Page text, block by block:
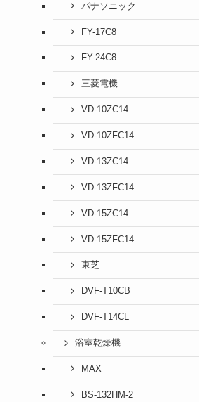
パナソニック
FY-17C8
FY-24C8
三菱電機
VD-10ZC14
VD-10ZFC14
VD-13ZC14
VD-13ZFC14
VD-15ZC14
VD-15ZFC14
東芝
DVF-T10CB
DVF-T14CL
浴室乾燥機
MAX
BS-132HM-2